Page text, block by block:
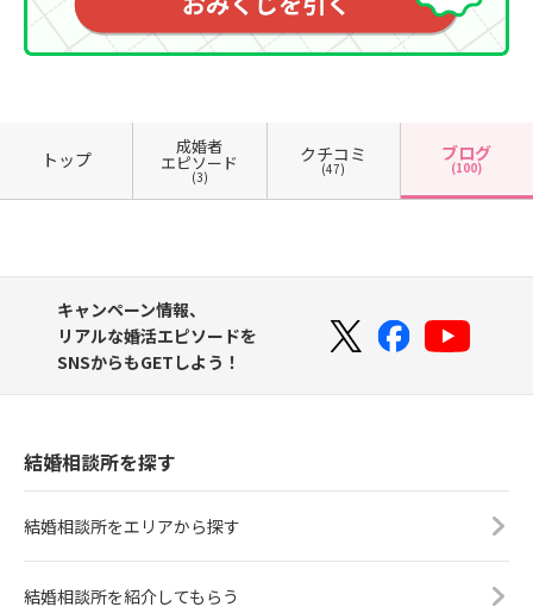
トップ
成婚者
エピソード
(3)
クチコミ
(47)
ブログ
(100)
キャンペーン情報、
リアルな婚活エピソードを
SNSからもGETしよう！
結婚相談所を探す
結婚相談所をエリアから探す
結婚相談所を紹介してもらう